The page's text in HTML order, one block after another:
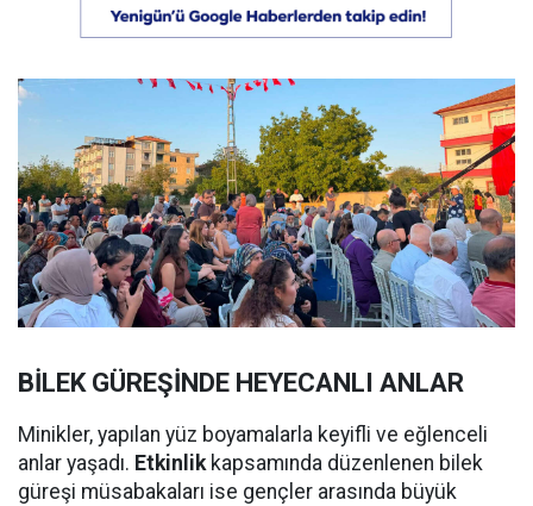
BİLEK GÜREŞİNDE HEYECANLI ANLAR
Minikler, yapılan yüz boyamalarla keyifli ve eğlenceli
anlar yaşadı. Etkinlikkapsamında düzenlenen bilek
güreşi müsabakaları ise gençler arasında büyük